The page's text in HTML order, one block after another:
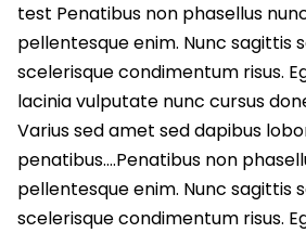
test Penatibus non phasellus
pellentesque enim. Nunc sagittis
scelerisque condimentum risus.
lacinia vulputate nunc cursus
Varius sed amet sed dapibus
penatibus….Penatibus non
pellentesque enim. Nunc sagittis
scelerisque condimentum risus.